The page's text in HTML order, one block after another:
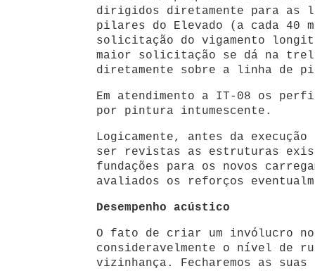
dirigidos diretamente para as
pilares do Elevado (a cada 40
solicitação do vigamento
maior solicitação se dá na
diretamente sobre a linha de
Em atendimento a IT-08 os
por pintura intumescente.
Logicamente, antes da
ser revistas as estruturas
fundações para os novos
avaliados os reforços
Desempenho acústico
O fato de criar um invólucro
consideravelmente o nível de
vizinhança. Fecharemos as